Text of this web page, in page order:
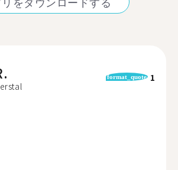
format_quote 1